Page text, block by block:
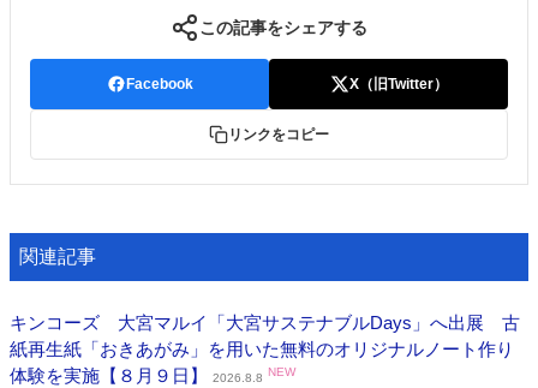
この記事をシェアする
Facebook X（旧Twitter）
リンクをコピー
関連記事
キンコーズ 大宮マルイ「大宮サステナブルDays」へ出展 古
紙再生紙「おきあがみ」を用いた無料のオリジナルノート作り
体験を実施【８月９日】
2026.8.8 NEW